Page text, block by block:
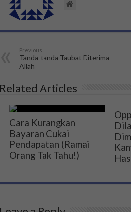
Previous
Tanda-tanda Taubat Diterima
Allah
Related Articles
Cara Kurangkan
Bayaran Cukai
Pendapatan (Ramai
Orang Tak Tahu!)